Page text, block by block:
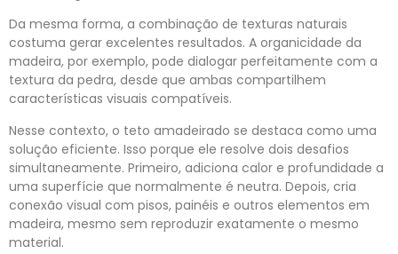
Da mesma forma, a combinação de texturas naturais
costuma gerar excelentes resultados. A organicidade da
madeira, por exemplo, pode dialogar perfeitamente com a
textura da pedra, desde que ambas compartilhem
características visuais compatíveis.
Nesse contexto, o teto amadeirado se destaca como uma
solução eficiente. Isso porque ele resolve dois desafios
simultaneamente. Primeiro, adiciona calor e profundidade a
uma superfície que normalmente é neutra. Depois, cria
conexão visual com pisos, painéis e outros elementos em
madeira, mesmo sem reproduzir exatamente o mesmo
material.